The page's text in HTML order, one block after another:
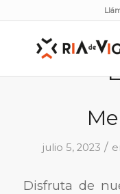
julio 5, 2023 /
Disfruta de